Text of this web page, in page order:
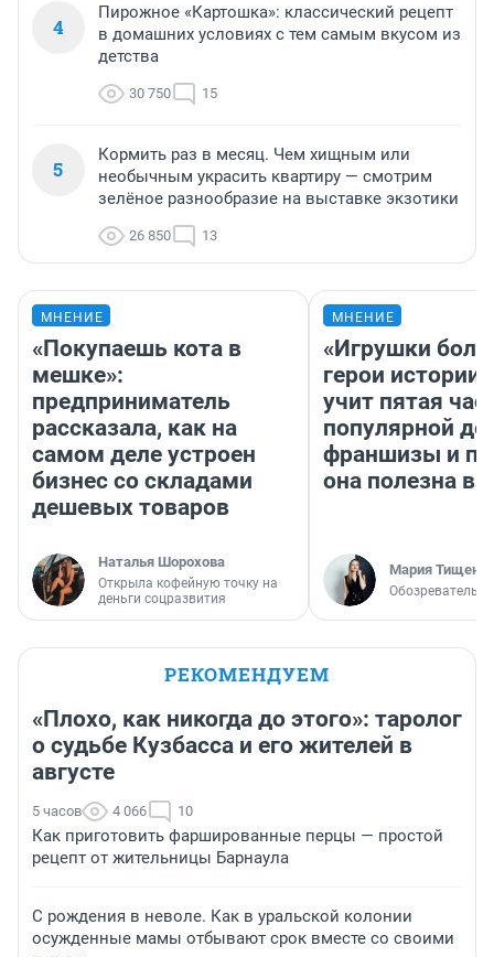
4
Пирожное «Картошка»: классический рецепт
в домашних условиях с тем самым вкусом из
детства
30 750 15
5
Кормить раз в месяц. Чем хищным или
необычным украсить квартиру — смотрим
зелёное разнообразие на выставке экзотики
26 850 13
МНЕНИЕ
«Покупаешь кота в
мешке»:
предприниматель
рассказала, как на
самом деле устроен
бизнес со складами
дешевых товаров
Наталья Шорохова
Открыла кофейную точку на
деньги соцразвития
МНЕНИЕ
«Игрушки
герои
учит пятая
популярной
франшизы и
она полезна
Мария Тищенко
Обозреватель
РЕКОМЕНДУЕМ
«Плохо, как никогда до этого»: таролог
о судьбе Кузбасса и его жителей в
августе
5 часов 4 066 10
Как приготовить фаршированные перцы — простой
рецепт от жительницы Барнаула
С рождения в неволе. Как в уральской колонии
осужденные мамы отбывают срок вместе со своими